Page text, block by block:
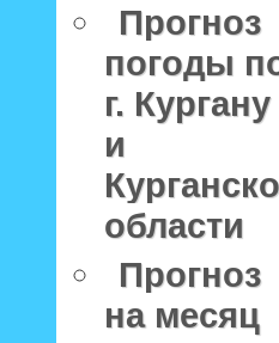
Прогноз
погоды
г. Кургану
и
области
Прогноз
на месяц